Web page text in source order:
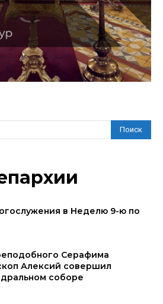
Поиск
в Неделю 9-ю по
Серафима
Алексий совершил
соборе